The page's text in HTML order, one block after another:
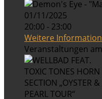
01/11/2025
20:00 - 23:00
Weitere
Veranstaltungen